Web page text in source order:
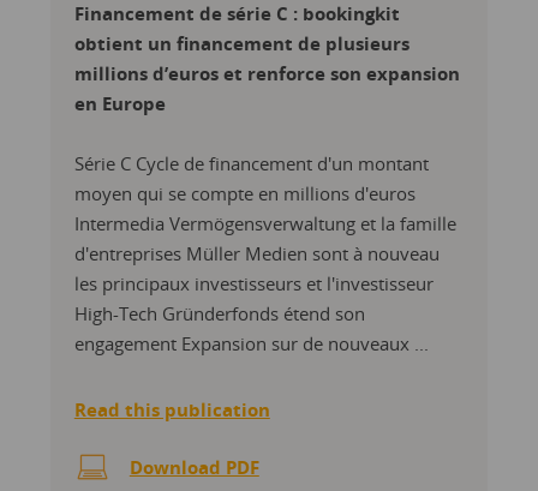
Financement de série C : bookingkit
obtient un financement de plusieurs
millions d’euros et renforce son expansion
en Europe
Série C Cycle de financement d'un montant
moyen qui se compte en millions d'euros
Intermedia Vermögensverwaltung et la famille
d'entreprises Müller Medien sont à nouveau
les principaux investisseurs et l'investisseur
High-Tech Gründerfonds étend son
engagement Expansion sur de nouveaux ...
Read this publication
Download PDF